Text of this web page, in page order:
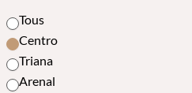
Tous
Centro
Triana
Arenal